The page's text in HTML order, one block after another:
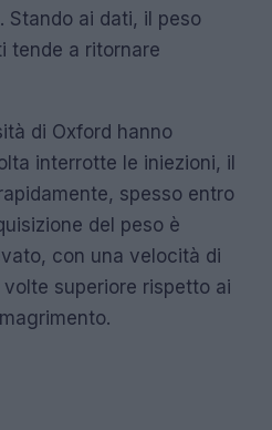
. Stando ai dati, il peso
tende a ritornare
di Oxford hanno
interrotte le iniezioni, il
spesso entro
del peso è
con una velocità di
superiore rispetto ai